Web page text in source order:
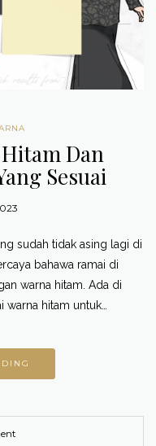
Dan
Sesuai
sudah tidak asing lagi di
bahawa ramai di
warna hitam. Ada di
hitam untuk…